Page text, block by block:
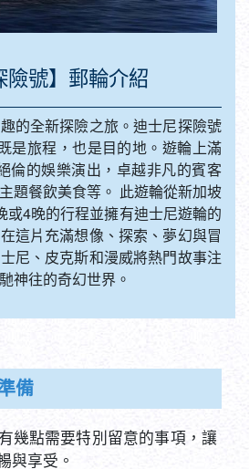
是旅程，也是目的地。遊輪上滿
倫的娛樂演出，卓越非凡的賓客
題餐飲美食等。 此遊輪從新加坡
或4晚的行程並擁有迪士尼遊輪的
這片充滿想像、探索、夢幻與冒
尼、皮克斯和漫威將熱門故事注
神往的奇幻世界。
幾點需要特別留意的事項，讓
與享受。